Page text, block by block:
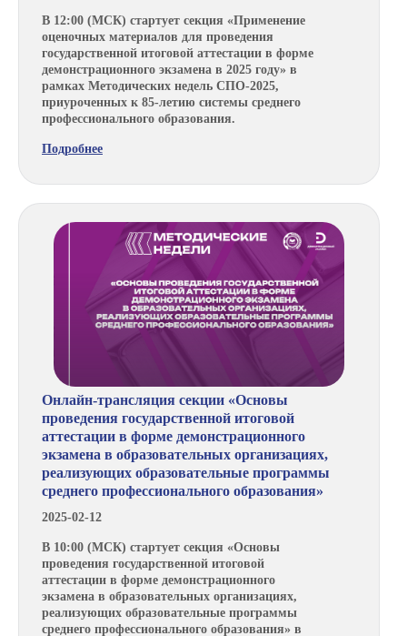
В 12:00 (МСК) стартует секция «Применение
оценочных материалов для проведения
государственной итоговой аттестации в форме
демонстрационного экзамена в 2025 году» в
рамках Методических недель СПО-2025,
приуроченных к 85-летию системы среднего
профессионального образования.
Подробнее
Онлайн-трансляция секции «Основы
проведения государственной итоговой
аттестации в форме демонстрационного
экзамена в образовательных организациях,
реализующих образовательные программы
среднего профессионального образования»
2025-02-12
В 10:00 (МСК) стартует секция «Основы
проведения государственной итоговой
аттестации в форме демонстрационного
экзамена в образовательных организациях,
реализующих образовательные программы
среднего профессионального образования» в